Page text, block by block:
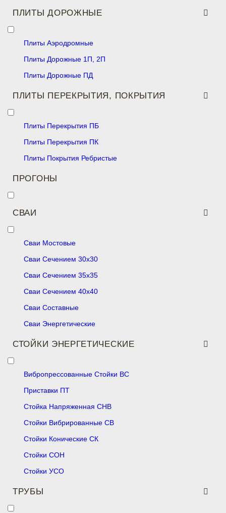
ПЛИТЫ ДОРОЖНЫЕ
Плиты Аэродромные
Плиты Дорожные 1П, 2П
Плиты Дорожные ПД
ПЛИТЫ ПЕРЕКРЫТИЯ, ПОКРЫТИЯ
Плиты Перекрытия ПБ
Плиты Перекрытия ПК
Плиты Покрытия Ребристые
ПРОГОНЫ
СВАИ
Сваи Мостовые
Сваи Сечением 30х30
Сваи Сечением 35х35
Сваи Сечением 40х40
Сваи Составные
Сваи Энергетические
СТОЙКИ ЭНЕРГЕТИЧЕСКИЕ
Вибропрессованные Стойки ВС
Приставки ПТ
Стойка Напряженная СНВ
Стойки Вибрированные СВ
Стойки Конические СК
Стойки СОН
Стойки УСО
ТРУБЫ